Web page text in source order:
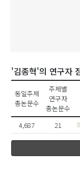
홍진표
'김종혁'의 연구자
동일주제
총논문수
주제별
연구자
총논문수
4,687 21